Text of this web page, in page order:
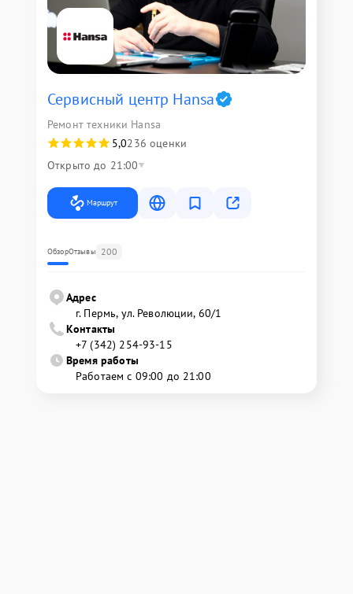
Сервисный центр Hansa
Ремонт техники Hansa
5,0236 оценки
Открыто до 21:00
Маршрут
ОбзорОтзывы 200
Адрес
г. Пермь, ул. ​Революции, 60/1
Контакты
+7 (342) 254-93-15
Время работы
Работаем с 09:00 до 21:00